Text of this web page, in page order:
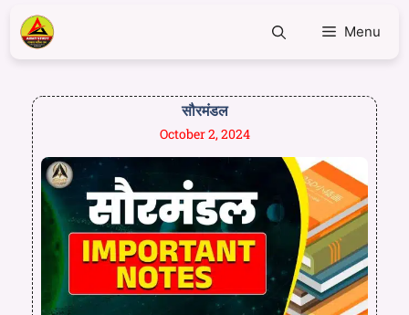
Menu
सौरमंडल
October 2, 2024